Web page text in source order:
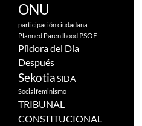
ONU
participación ciudadana
Planned Parenthood PSOE
Píldora del Dia
Después
SekotiaSIDA
Socialfeminismo
TRIBUNAL
CONSTITUCIONAL